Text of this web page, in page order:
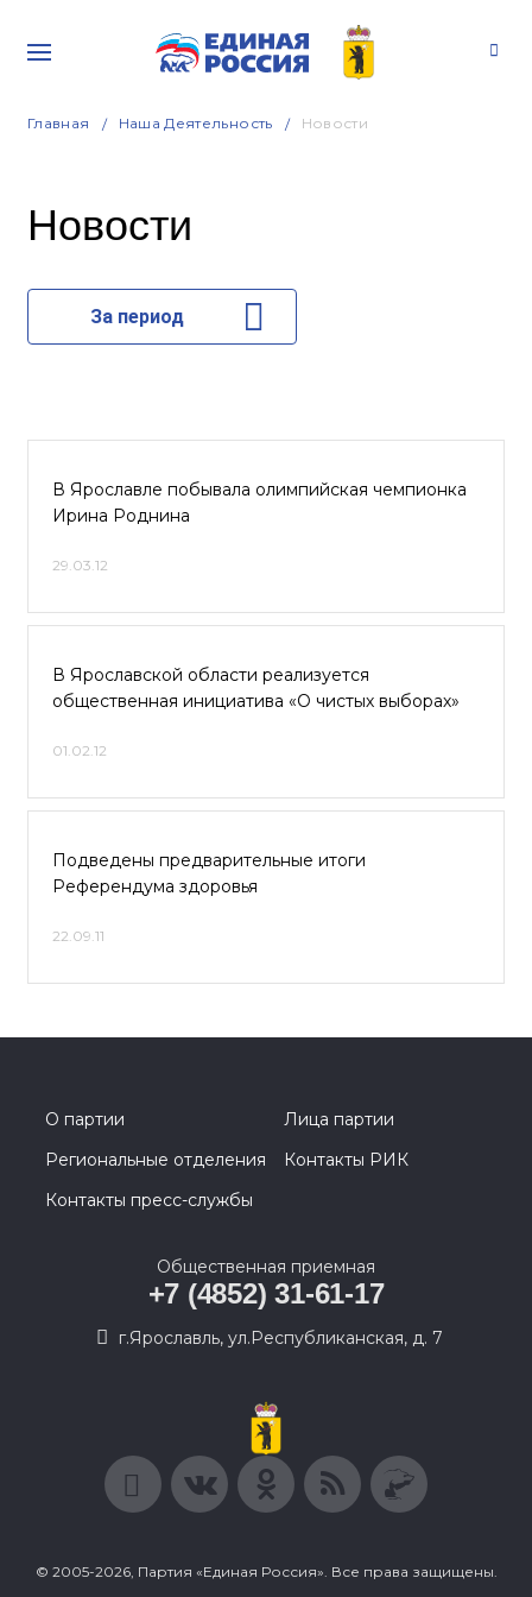
Главная Наша Деятельность Новости
Новости
За период
В Ярославле побывала олимпийская чемпионка
Ирина Роднина
29.03.12
В Ярославской области реализуется
общественная инициатива «О чистых выборах»
01.02.12
Подведены предварительные итоги
Референдума здоровья
22.09.11
О партии
Лица партии
Региональные отделения
Контакты РИК
Контакты пресс-службы
Общественная приемная
+7 (4852) 31-61-17
г.Ярославль, ул.Республиканская, д. 7
© 2005-2026, Партия «Единая Россия». Все права защищены.